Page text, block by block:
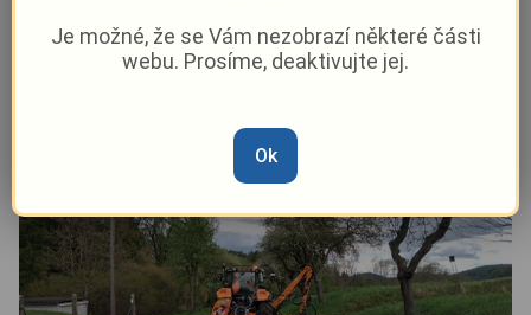
Pavel Žižka–11. 5. 12:55
Je možné, že se Vám nezobrazí některé části
webu. Prosíme, deaktivujte jej.
Ok